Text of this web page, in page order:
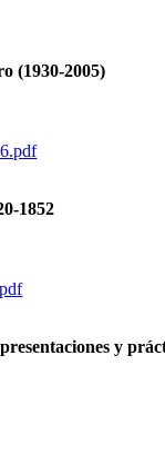
(1930-2005)
1852
y